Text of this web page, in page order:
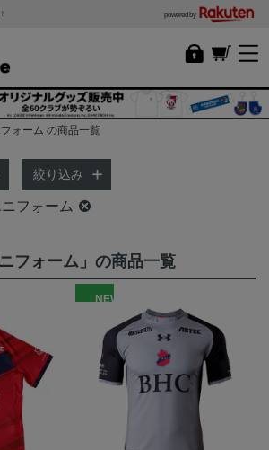
powered by
ォーム の商品一覧
絞り込み
フォーム
フォーム」の商品一覧
NEW